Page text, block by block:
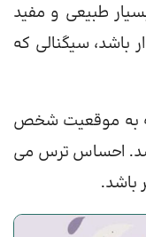
طبیعی و مفید
سیگنالی که
به موقعیت شخص
احساس ترس می
باشد.